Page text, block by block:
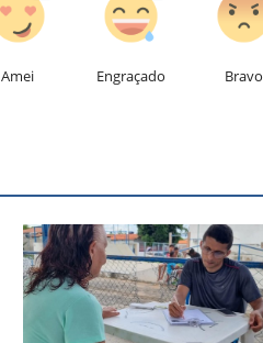
Amei Engraçado Bravo